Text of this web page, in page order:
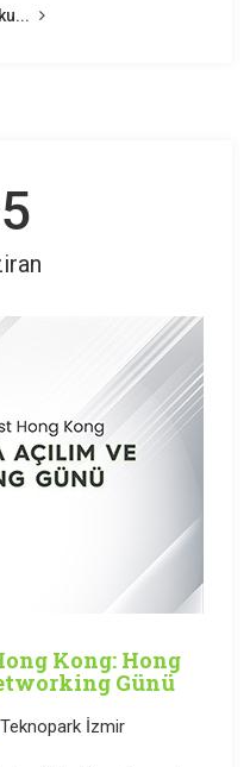
Kong: Hong
Günü
Teknopark İzmir